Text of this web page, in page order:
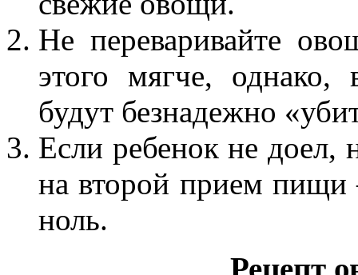
Не переваривайте
этого мягче,
будут безнадежно
Если ребенок не доел,
на второй прием пищи
ноль.
Рецепт